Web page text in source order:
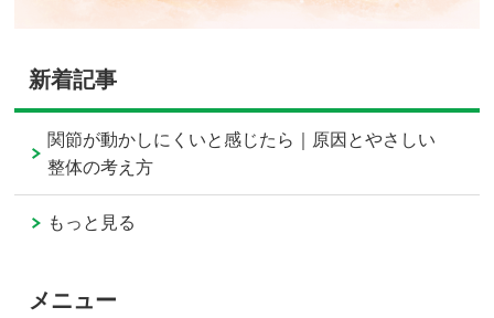
新着記事
関節が動かしにくいと感じたら｜原因とやさしい
整体の考え方
もっと見る
メニュー